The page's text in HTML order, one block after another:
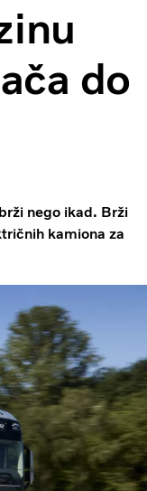
do
nego ikad. Brži
kamiona za